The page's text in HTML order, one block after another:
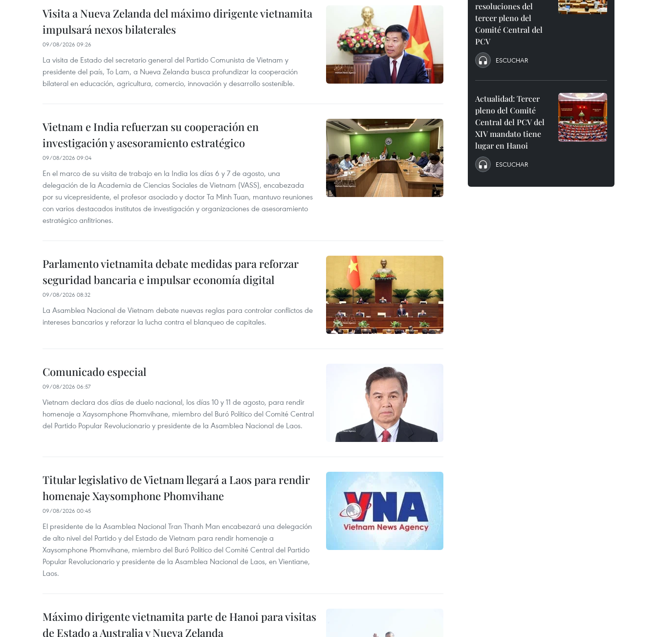
Visita a Nueva Zelanda del máximo dirigente vietnamita
impulsará nexos bilaterales
09/08/2026 09:26
La visita de Estado del secretario general del Partido Comunista de Vietnam y
presidente del país, To Lam, a Nueva Zelanda busca profundizar la cooperación
bilateral en educación, agricultura, comercio, innovación y desarrollo sostenible.
Vietnam e India refuerzan su cooperación en
investigación y asesoramiento estratégico
09/08/2026 09:04
En el marco de su visita de trabajo en la India los días 6 y 7 de agosto, una
delegación de la Academia de Ciencias Sociales de Vietnam (VASS), encabezada
por su vicepresidente, el profesor asociado y doctor Ta Minh Tuan, mantuvo reuniones
con varios destacados institutos de investigación y organizaciones de asesoramiento
estratégico anfitriones.
Parlamento vietnamita debate medidas para reforzar
seguridad bancaria e impulsar economía digital
09/08/2026 08:32
La Asamblea Nacional de Vietnam debate nuevas reglas para controlar conflictos de
intereses bancarios y reforzar la lucha contra el blanqueo de capitales.
Comunicado especial
09/08/2026 06:57
Vietnam declara dos días de duelo nacional, los días 10 y 11 de agosto, para rendir
homenaje a Xaysomphone Phomvihane, miembro del Buró Político del Comité Central
del Partido Popular Revolucionario y presidente de la Asamblea Nacional de Laos.
Titular legislativo de Vietnam llegará a Laos para rendir
homenaje Xaysomphone Phomvihane
09/08/2026 00:45
El presidente de la Asamblea Nacional Tran Thanh Man encabezará una delegación
de alto nivel del Partido y del Estado de Vietnam para rendir homenaje a
Xaysomphone Phomvihane, miembro del Buró Político del Comité Central del Partido
Popular Revolucionario y presidente de la Asamblea Nacional de Laos, en Vientiane,
Laos.
Máximo dirigente vietnamita parte de Hanoi para visitas
de Estado a Australia y Nueva Zelanda
resoluciones del
tercer pleno del
Comité Central del
PCV
ESCUCHAR
Actualidad: Tercer
pleno del Comité
Central del PCV del
XIV mandato tiene
lugar en Hanoi
ESCUCHAR